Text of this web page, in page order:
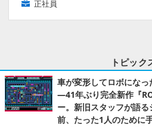
正社員
トピック
車が変形してロボにな
―41年ぶり完全新作『
ー。新旧スタッフが語
前、たった1人のために